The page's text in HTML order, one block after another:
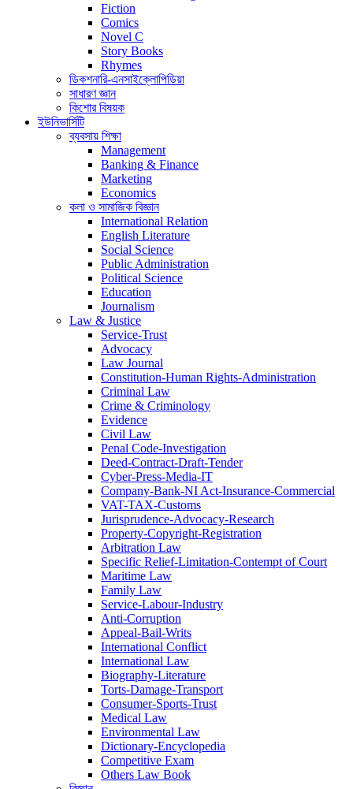
Fiction
Comics
Novel C
Story Books
Rhymes
ডিকশনারি-এনসাইক্লোপিডিয়া
সাধারণ জ্ঞান
কিশোর বিষয়ক
ইউনিভার্সিটি
ব্যবসায় শিক্ষা
Management
Banking & Finance
Marketing
Economics
কলা ও সামাজিক বিজ্ঞান
International Relation
English Literature
Social Science
Public Administration
Political Science
Education
Journalism
Law & Justice
Service-Trust
Advocacy
Law Journal
Constitution-Human Rights-Administration
Criminal Law
Crime & Criminology
Evidence
Civil Law
Penal Code-Investigation
Deed-Contract-Draft-Tender
Cyber-Press-Media-IT
Company-Bank-NI Act-Insurance-Commercial
VAT-TAX-Customs
Jurisprudence-Advocacy-Research
Property-Copyright-Registration
Arbitration Law
Specific Relief-Limitation-Contempt of Court
Maritime Law
Family Law
Service-Labour-Industry
Anti-Corruption
Appeal-Bail-Writs
International Conflict
International Law
Biography-Literature
Torts-Damage-Transport
Consumer-Sports-Trust
Medical Law
Environmental Law
Dictionary-Encyclopedia
Competitive Exam
Others Law Book